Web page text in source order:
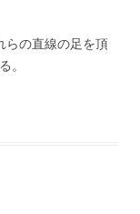
らの直線の足を頂
。